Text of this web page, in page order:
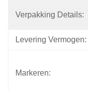
Verpakking Details:
Levering Vermogen:
Markeren: